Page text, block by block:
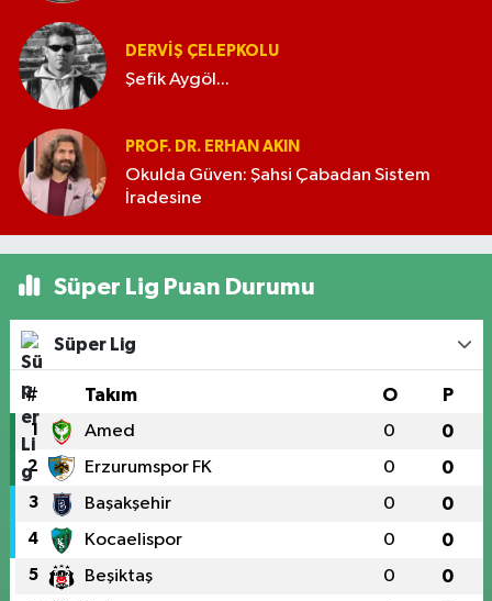
DERVIŞ ÇELEPKOLU
Şefik Aygöl...
PROF. DR. ERHAN AKIN
Okulda Güven: Şahsi Çabadan Sistem
İradesine
Süper Lig Puan Durumu
Süper Lig
# Takım O P
1 Amed 0 0
2 Erzurumspor FK 0 0
3 Başakşehir 0 0
4 Kocaelispor 0 0
5 Beşiktaş 0 0